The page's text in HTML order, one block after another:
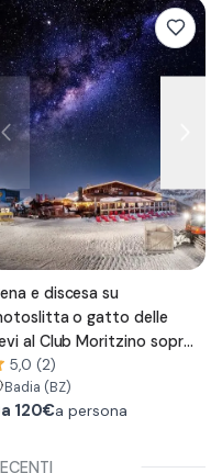
e discesa su
o gatto delle
al Club Moritzino sopra
5,0 (2)
Badia (BZ)
120€a persona